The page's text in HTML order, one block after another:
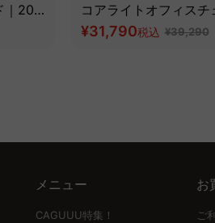
｜20
ュロ
コアライトオフィスチ
¥31,790税込 ¥39,290
メニュー
CAGUUU特集！
お
ご